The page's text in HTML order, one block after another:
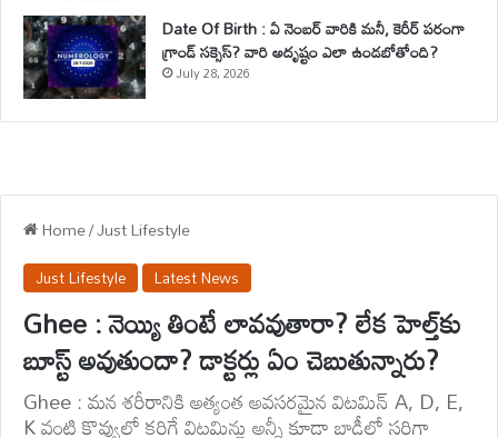
Date Of Birth : ఏ నెంబర్ వారికి మనీ, కెరీర్ పరంగా
గ్రాండ్ సక్సెస్? వారి అదృష్టం ఎలా ఉండబోతోంది?
July 28, 2026